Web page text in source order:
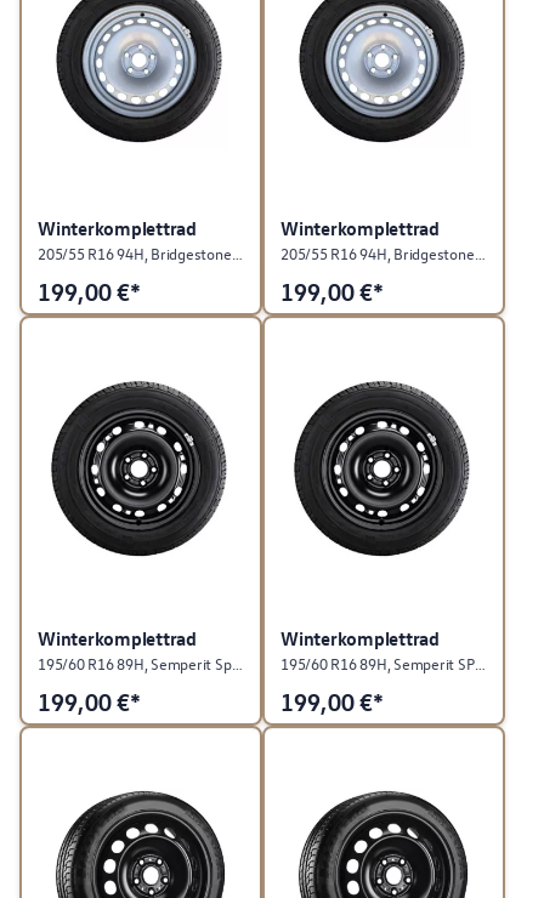
Winterkomplettrad
205/55 R16 94H, Bridgestone Blizzak LM-005, Stahl, Chrom Gris Metallic, rechts
199,00€*
Winterkomplettrad
205/55 R16 94H, Bridgestone Blizzak LM-005, Stahl, Chrom Gris Metallic, links
199,00€*
Winterkomplettrad
195/60 R16 89H, Semperit Speed-Grip 5, Stahl, Rallyeschwarz, rechts
199,00€*
Winterkomplettrad
195/60 R16 89H, Semperit SPEED-GRIP 5, Stahl, Rallyeschwarz, links
199,00€*